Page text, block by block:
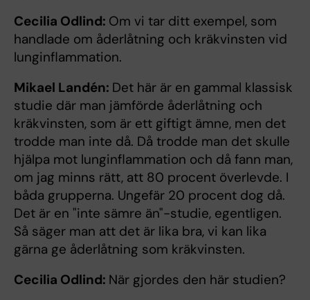
Cecilia Odlind: Om vi tar ditt exempel, som
handlade om åderlåtning och kräkvinsten vid
lunginflammation.
Mikael Landén: Det här är en gammal klassisk
studie där man jämförde åderlåtning och
kräkvinsten, som är ett giftigt ämne, men det
trodde man inte då. Då trodde man det skulle
hjälpa mot lunginflammation och då fann man,
om jag minns rätt, att 80 procent överlevde. I
båda grupperna. Ungefär 20 procent dog då.
Det är en "inte sämre än"-studie, egentligen.
Så säger man att det är lika bra, vi kan lika
gärna ge åderlåtning som kräkvinsten.
Cecilia Odlind: När gjordes den här studien?